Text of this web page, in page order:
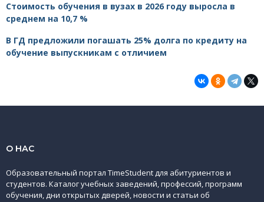
Стоимость обучения в вузах в 2026 году выросла в
среднем на 10,7 %
В ГД предложили погашать 25% долга по кредиту на
обучение выпускникам с отличием
О НАС
Образовательный портал TimeStudent для абитуриентов и
студентов. Каталог учебных заведений, профессий, программ
обучения, дни открытых дверей, новости и статьи об